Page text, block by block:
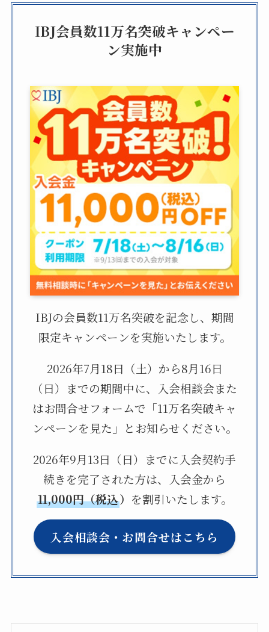
IBJ会員数11万名突破キャンペー
ン実施中
IBJの会員数11万名突破を記念し、期間
限定キャンペーンを実施いたします。
2026年7月18日（土）から8月16日
（日）までの期間中に、入会相談会また
はお問合せフォームで「11万名突破キャ
ンペーンを見た」とお知らせください。
2026年9月13日（日）までに入会契約手
続きを完了された方は、入会金から
11,000円（税込） を割引いたします。
入会相談会・お問合せはこちら